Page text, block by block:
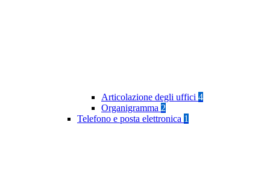
Articolazione degli uffici 4
Organigramma 2
Telefono e posta elettronica 1